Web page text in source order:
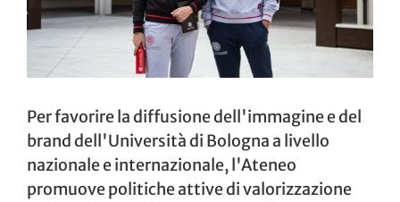
Per favorire la diffusione dell'immagine e del
brand dell'Università di Bologna a livello
nazionale e internazionale, l'Ateneo
promuove politiche attive di valorizzazione